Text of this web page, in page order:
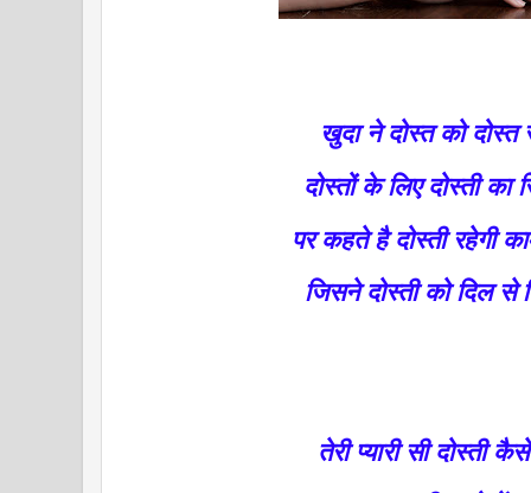
खुदा ने दोस्त को दोस्त
दोस्तों के लिए दोस्ती का
पर कहते है दोस्ती रहेगी
जिसने दोस्ती को दिल से
तेरी प्यारी सी दोस्ती